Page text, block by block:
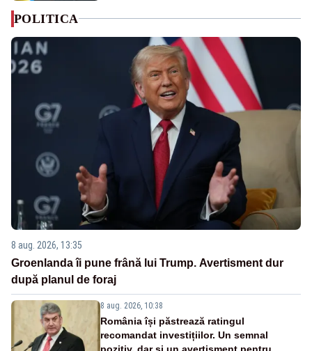
POLITICA
8 aug. 2026, 13:35
Groenlanda îi pune frână lui Trump. Avertisment dur
după planul de foraj
8 aug. 2026, 10:38
România își păstrează ratingul
recomandat investițiilor. Un semnal